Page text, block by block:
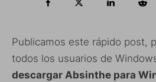
Publicamos este rápido post,
todos los usuarios de
descargar Absinthe para